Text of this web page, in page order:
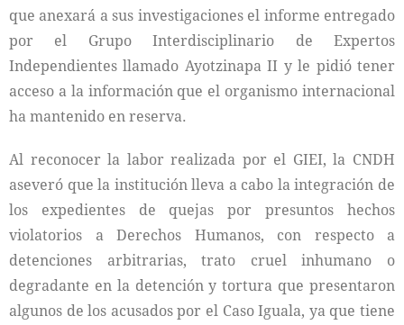
que anexará a sus investigaciones el informe entregado
por el Grupo Interdisciplinario de Expertos
Independientes llamado Ayotzinapa II y le pidió tener
acceso a la información que el organismo internacional
ha mantenido en reserva.
Al reconocer la labor realizada por el GIEI, la CNDH
aseveró que la institución lleva a cabo la integración de
los expedientes de quejas por presuntos hechos
violatorios a Derechos Humanos, con respecto a
detenciones arbitrarias, trato cruel inhumano o
degradante en la detención y tortura que presentaron
algunos de los acusados por el Caso Iguala, ya que tiene